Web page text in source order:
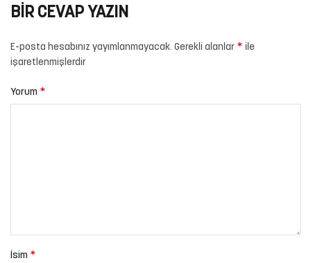
BIR CEVAP YAZIN
E-posta hesabınız yayımlanmayacak. Gerekli alanlar * ile
işaretlenmişlerdir
Yorum *
İsim *